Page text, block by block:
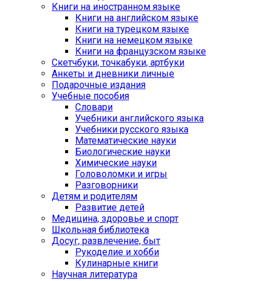
Книги на иностранном языке
Книги на английском языке
Книги на турецком языке
Книги на немецком языке
Книги на французском языке
Cкетчбуки, точкабуки, артбуки
Анкеты и дневники личные
Подарочные издания
Учебные пособия
Словари
Учебники английского языка
Учебники русского языка
Математические науки
Биологические науки
Химические науки
Головоломки и игры
Разговорники
Детям и родителям
Развитие детей
Медицина, здоровье и спорт
Школьная библиотека
Досуг, развлечение, быт
Рукоделие и хобби
Кулинарные книги
Научная литература